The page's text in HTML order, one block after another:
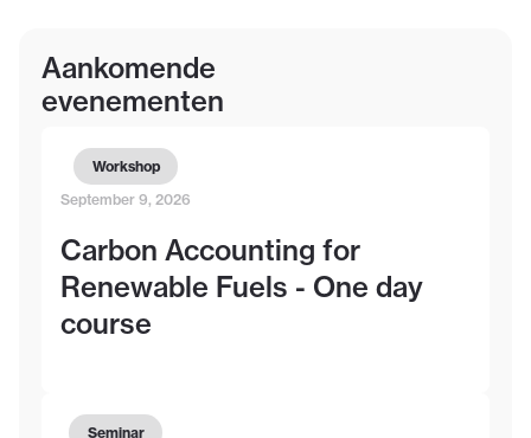
Aankomende
evenementen
Workshop
September 9, 2026
Carbon Accounting for
Renewable Fuels - One day
course
Seminar